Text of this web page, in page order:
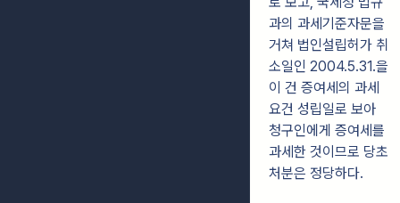
과의 과세기준자문을
거쳐 법인설립허가 취
소일인 2004.5.31.을
이 건 증여세의 과세
요건 성립일로 보아
청구인에게 증여세를
과세한 것이므로 당초
처분은 정당하다.